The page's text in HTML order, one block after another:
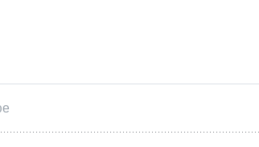
КонтактыНовости в
капиталКонтроль и аудит